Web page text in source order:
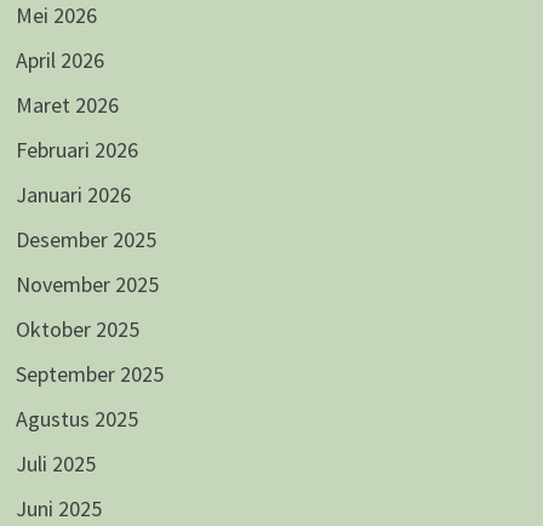
Mei 2026
April 2026
Maret 2026
Februari 2026
Januari 2026
Desember 2025
November 2025
Oktober 2025
September 2025
Agustus 2025
Juli 2025
Juni 2025